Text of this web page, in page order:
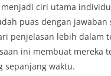
menjadi ciri utama
puas dengan jawaban
penjelasan lebih dalam
ini membuat mereka
sepanjang waktu.